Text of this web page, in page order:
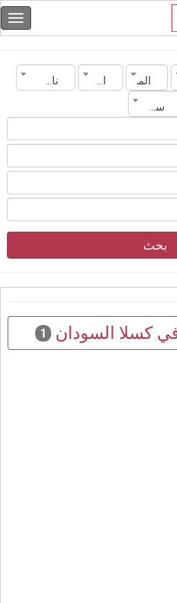
الماركة الموديل
ناقل الحركة
سنة الصنع
بحث
كسلا السودان 1